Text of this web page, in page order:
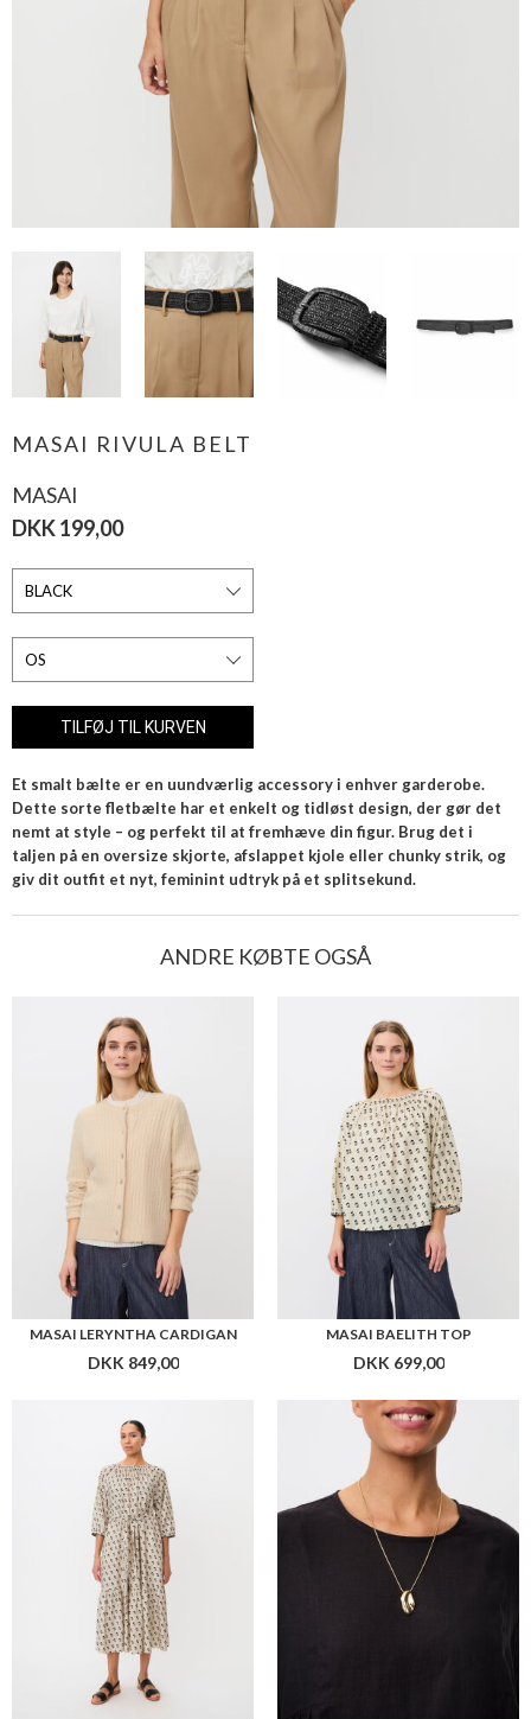
MASAI RIVULA BELT
MASAI
DKK 199,00
Et smalt bælte er en uundværlig accessory i enhver garderobe.
Dette sorte fletbælte har et enkelt og tidløst design, der gør det
nemt at style – og perfekt til at fremhæve din figur. Brug det i
taljen på en oversize skjorte, afslappet kjole eller chunky strik, og
giv dit outfit et nyt, feminint udtryk på et splitsekund.
ANDRE KØBTE OGSÅ
MASAI LERYNTHA CARDIGAN
DKK 849,00
MASAI BAELITH TOP
DKK 699,00